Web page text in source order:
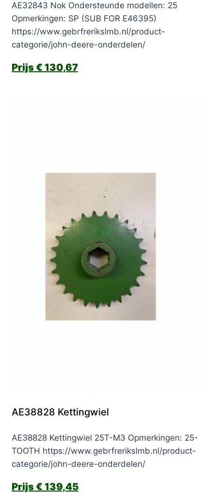
AE32843 Nok Ondersteunde modellen: 25
Opmerkingen: SP (SUB FOR E46395)
https://www.gebrfrerikslmb.nl/product-
categorie/john-deere-onderdelen/
€ 130,67
AE38828 Kettingwiel
AE38828 Kettingwiel 25T-M3 Opmerkingen: 25-
TOOTH https://www.gebrfrerikslmb.nl/product-
categorie/john-deere-onderdelen/
€ 139,45